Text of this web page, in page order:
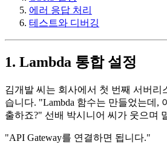
에러 응답 처리
테스트와 디버깅
1. Lambda 통합 설정
김개발 씨는 회사에서 첫 번째 서버리
습니다. "Lambda 함수는 만들었는데,
출하죠?" 선배 박시니어 씨가 웃으며
"API Gateway를 연결하면 됩니다."